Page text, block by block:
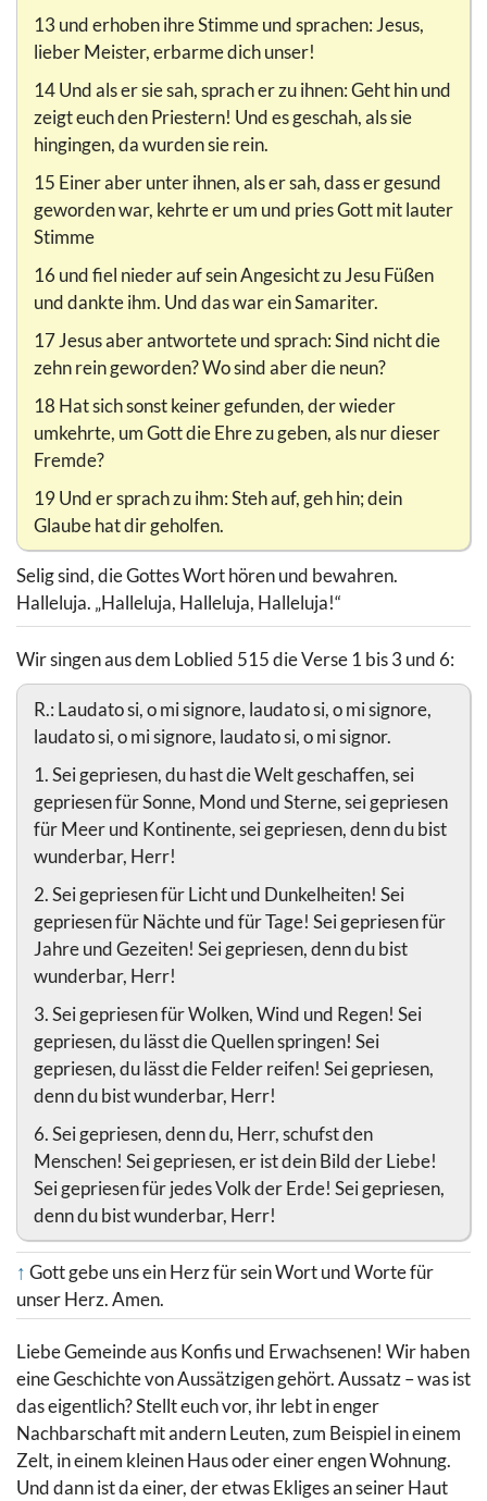
13 und erhoben ihre Stimme und sprachen: Jesus,
lieber Meister, erbarme dich unser!
14 Und als er sie sah, sprach er zu ihnen: Geht hin und
zeigt euch den Priestern! Und es geschah, als sie
hingingen, da wurden sie rein.
15 Einer aber unter ihnen, als er sah, dass er gesund
geworden war, kehrte er um und pries Gott mit lauter
Stimme
16 und fiel nieder auf sein Angesicht zu Jesu Füßen
und dankte ihm. Und das war ein Samariter.
17 Jesus aber antwortete und sprach: Sind nicht die
zehn rein geworden? Wo sind aber die neun?
18 Hat sich sonst keiner gefunden, der wieder
umkehrte, um Gott die Ehre zu geben, als nur dieser
Fremde?
19 Und er sprach zu ihm: Steh auf, geh hin; dein
Glaube hat dir geholfen.
Selig sind, die Gottes Wort hören und bewahren.
Halleluja. „Halleluja, Halleluja, Halleluja!“
Wir singen aus dem Loblied 515 die Verse 1 bis 3 und 6:
R.: Laudato si, o mi signore, laudato si, o mi signore,
laudato si, o mi signore, laudato si, o mi signor.
1. Sei gepriesen, du hast die Welt geschaffen, sei
gepriesen für Sonne, Mond und Sterne, sei gepriesen
für Meer und Kontinente, sei gepriesen, denn du bist
wunderbar, Herr!
2. Sei gepriesen für Licht und Dunkelheiten! Sei
gepriesen für Nächte und für Tage! Sei gepriesen für
Jahre und Gezeiten! Sei gepriesen, denn du bist
wunderbar, Herr!
3. Sei gepriesen für Wolken, Wind und Regen! Sei
gepriesen, du lässt die Quellen springen! Sei
gepriesen, du lässt die Felder reifen! Sei gepriesen,
denn du bist wunderbar, Herr!
6. Sei gepriesen, denn du, Herr, schufst den
Menschen! Sei gepriesen, er ist dein Bild der Liebe!
Sei gepriesen für jedes Volk der Erde! Sei gepriesen,
denn du bist wunderbar, Herr!
↑ Gott gebe uns ein Herz für sein Wort und Worte für
unser Herz. Amen.
Liebe Gemeinde aus Konfis und Erwachsenen! Wir haben
eine Geschichte von Aussätzigen gehört. Aussatz – was ist
das eigentlich? Stellt euch vor, ihr lebt in enger
Nachbarschaft mit andern Leuten, zum Beispiel in einem
Zelt, in einem kleinen Haus oder einer engen Wohnung.
Und dann ist da einer, der etwas Ekliges an seiner Haut